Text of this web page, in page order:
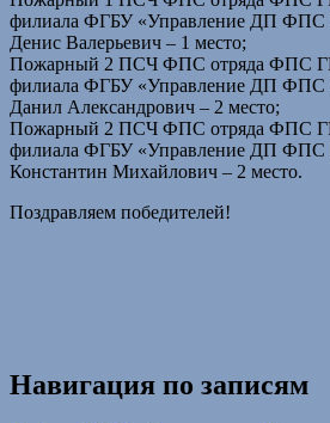
филиала ФГБУ «Управление ДП ФПС
Денис Валерьевич – 1 место;
Пожарный 2 ПСЧ ФПС отряда ФПС
филиала ФГБУ «Управление ДП
Данил Александрович – 2 место;
Пожарный 2 ПСЧ ФПС отряда ФПС
филиала ФГБУ «Управление ДП
Константин Михайлович – 2 место.
Поздравляем победителей!
Навигация по записям